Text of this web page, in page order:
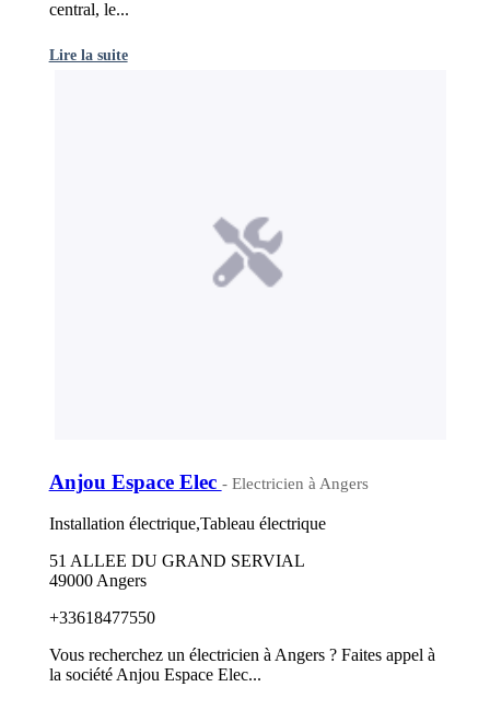
central, le...
Lire la suite
Anjou Espace Elec - Electricien à Angers
Installation électrique,Tableau électrique
51 ALLEE DU GRAND SERVIAL
49000 Angers
+33618477550
Vous recherchez un électricien à Angers ? Faites appel à
la société Anjou Espace Elec...